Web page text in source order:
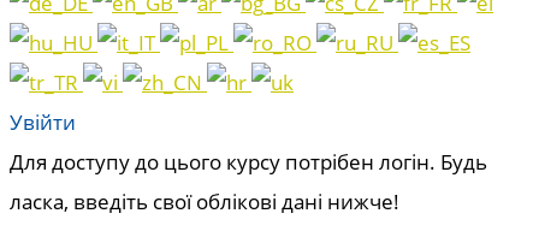
Увійти
Для доступу до цього курсу потрібен логін. Будь
ласка, введіть свої облікові дані нижче!